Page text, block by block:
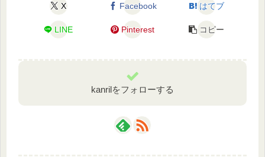
X Facebook はてブ
LINE Pinterest コピー
kanrilをフォローする